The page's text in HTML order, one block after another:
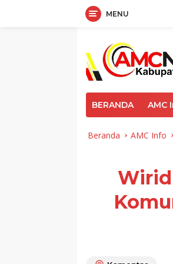
MENU
BERANDA AMC
Beranda AMC Info